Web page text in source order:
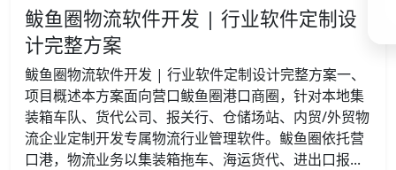
鲅鱼圈物流软件开发 | 行业软件定制设
计完整方案
鲅鱼圈物流软件开发 | 行业软件定制设计完整方案一、
项目概述本方案面向营口鲅鱼圈港口商圈，针对本地集
装箱车队、货代公司、报关行、仓储场站、内贸/外贸物
流企业定制开发专属物流行业管理软件。鲅鱼圈依托营
口港，物流业务以集装箱拖车、海运货代、进出口报...